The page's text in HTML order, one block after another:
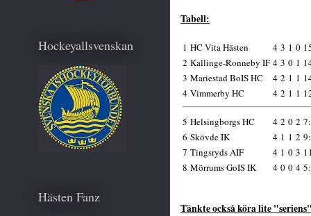
Tabell:
1 HC Vita Hästen 4 3 1 0
2 Kallinge-Ronneby IF 4 3 0 1
3 Mariestad BoIS HC 4 2 1 1
4 Vimmerby HC 4 2 1 1
5 Helsingborgs HC 4 2 0 2
6 Skövde IK 4 1 1 2
7 Tingsryds AIF 4 1 0 3
8 Mörrums GoIS IK 4 0 0 4
Tänkte också köra lite
Hockeyallsvenskan
Hästen Fanz